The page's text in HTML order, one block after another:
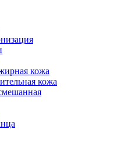
кожа
кожа